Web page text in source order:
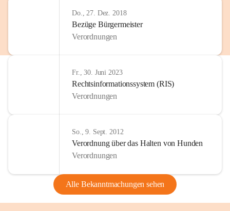
Do., 27. Dez. 2018
Bezüge Bürgermeister
Verordnungen
Fr., 30. Juni 2023
Rechtsinformationssystem (RIS)
Verordnungen
So., 9. Sept. 2012
Verordnung über das Halten von Hunden
Verordnungen
Alle Bekanntmachungen sehen